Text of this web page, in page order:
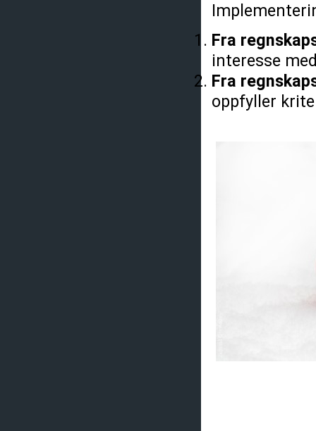
Fra
interesse
Fra
oppfyller